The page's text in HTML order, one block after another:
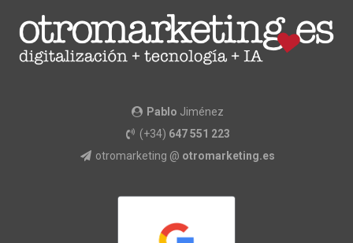
Pablo Jiménez
(+34) 647 551 223
otromarketing @ otromarketing.es